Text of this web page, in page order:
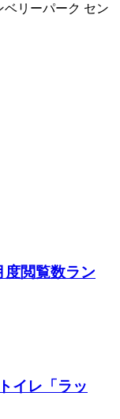
リーパーク セン
度閲覧数ラン
イレ「ラッ